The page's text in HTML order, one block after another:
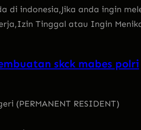
di indonesia,Jika anda ingin
Tinggal atau Ingin
skck mabes polri
(PERMANENT RESIDENT)